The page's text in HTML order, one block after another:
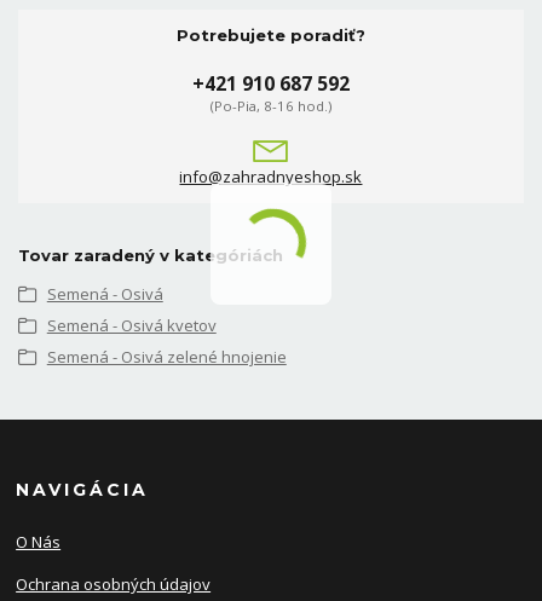
Potrebujete poradiť?
+421 910 687 592
(Po-Pia, 8-16 hod.)
info@zahradnyeshop.sk
Tovar zaradený v kategóriách
Semená - Osivá
Semená - Osivá kvetov
Semená - Osivá zelené hnojenie
NAVIGÁCIA
O Nás
Ochrana osobných údajov